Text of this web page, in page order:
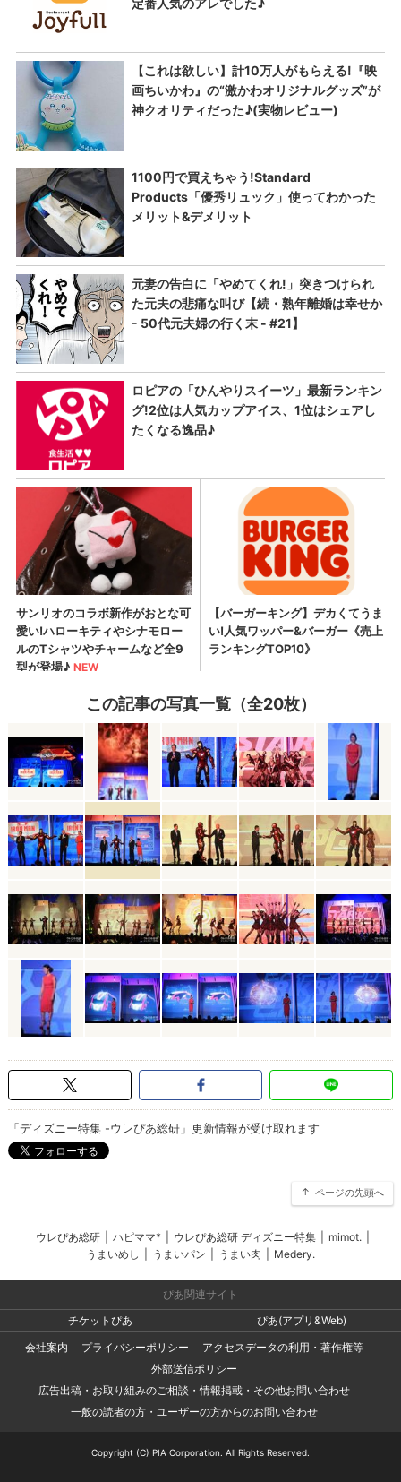
この記事の写真一覧（全20枚）
「ディズニー特集 -ウレぴあ総研」更新情報が受け取れます
ページの先頭へ
ウレぴあ総研 ハピママ* ウレぴあ総研 ディズニー特集 mimot.
うまいめし
うまいパン うまい肉 Medery.
ぴあ関連サイト
チケットぴあ
ぴあ(アプリ&Web)
会社案内
プライバシーポリシー
アクセスデータの利用・著作権等
外部送信ポリシー
広告出稿・お取り組みのご相談・情報掲載・その他お問い合わせ
一般の読者の方・ユーザーの方からのお問い合わせ
Copyright (C) PIA Corporation. All Rights Reserved.